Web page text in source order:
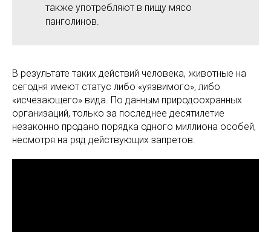
также употребляют в пищу мясо
панголинов.
В результате таких действий человека, животные на
сегодня имеют статус либо «уязвимого», либо
«исчезающего» вида. По данным природоохранных
организаций, только за последнее десятилетие
незаконно продано порядка одного миллиона особей,
несмотря на ряд действующих запретов.